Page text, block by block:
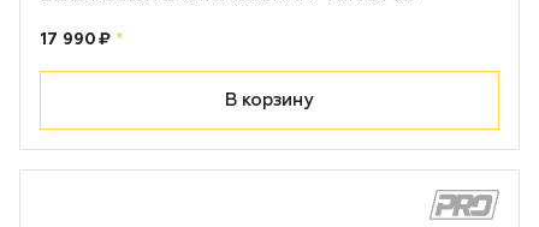
Цена:
17 990 ₽ рублей
*
В корзину